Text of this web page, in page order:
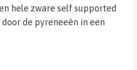
hele zware self supported
de pyreneeën in een